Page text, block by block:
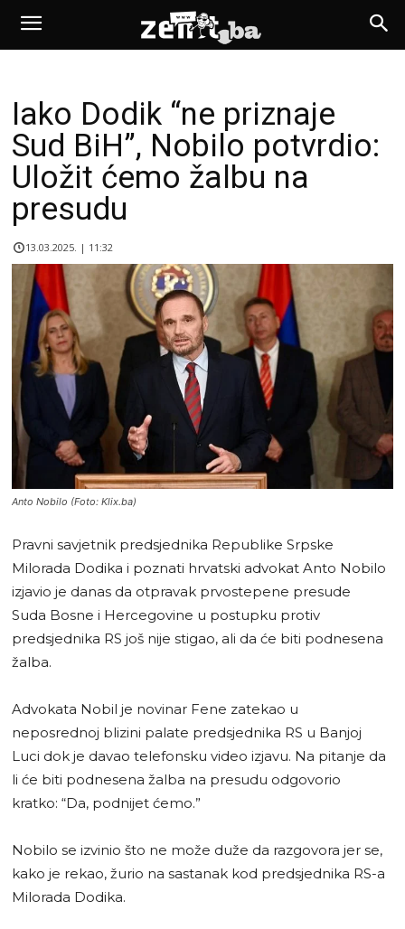
Iako Dodik “ne priznaje
Sud BiH”, Nobilo potvrdio:
Uložit ćemo žalbu na
presudu
13.03.2025. | 11:32
Anto Nobilo (Foto: Klix.ba)
Pravni savjetnik predsjednika Republike Srpske
Milorada Dodika i poznati hrvatski advokat Anto Nobilo
izjavio je danas da otpravak prvostepene presude
Suda Bosne i Hercegovine u postupku protiv
predsjednika RS još nije stigao, ali da će biti podnesena
žalba.
Advokata Nobil je novinar Fene zatekao u
neposrednoj blizini palate predsjednika RS u Banjoj
Luci dok je davao telefonsku video izjavu. Na pitanje da
li će biti podnesena žalba na presudu odgovorio
kratko: “Da, podnijet ćemo.”
Nobilo se izvinio što ne može duže da razgovora jer se,
kako je rekao, žurio na sastanak kod predsjednika RS-a
Milorada Dodika.